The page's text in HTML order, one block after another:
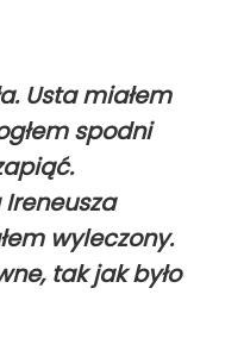
Usta miałem
spodni
wyleczony.
tak jak było